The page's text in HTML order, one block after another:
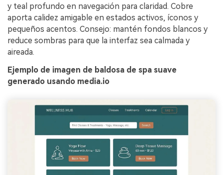
y teal profundo en navegación para claridad. Cobre
aporta calidez amigable en estados activos, íconos y
pequeños acentos. Consejo: mantén fondos blancos y
reduce sombras para que la interfaz sea calmada y
aireada.
Ejemplo de imagen de baldosa de spa suave
generado usando media.io